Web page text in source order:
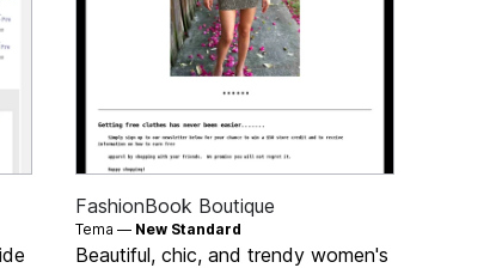
FashionBook Boutique
Tema — New Standard
Beautiful, chic, and trendy women's